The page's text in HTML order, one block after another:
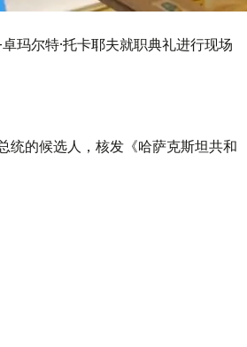
玛尔特·托卡耶夫就职典礼进行现场
统的候选人，核发《哈萨克斯坦共和